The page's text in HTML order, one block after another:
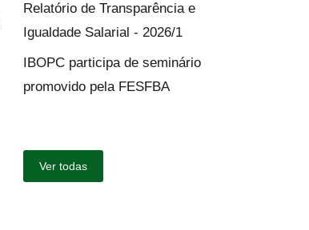
Relatório de Transparência e
Igualdade Salarial - 2026/1
IBOPC participa de seminário
promovido pela FESFBA
Ver todas